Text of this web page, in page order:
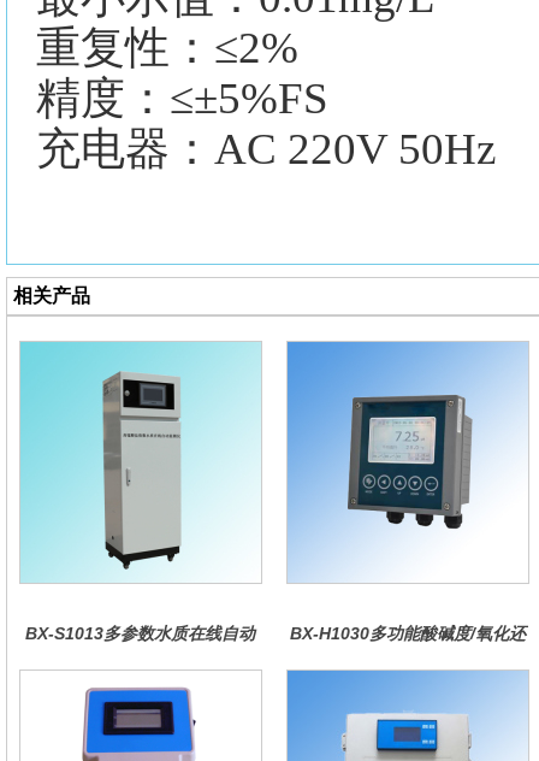
重复性： ≤2%
精度： ≤±5%FS
充电器： AC 220V 50Hz
相关产品
BX-S1013多参数水质在线自动
BX-H1030多功能酸碱度/氧化还